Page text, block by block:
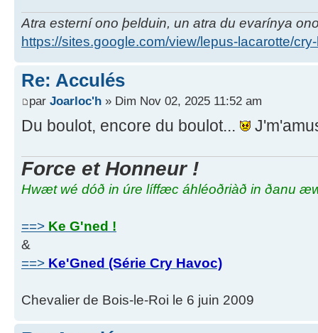
Atra esterní ono þelduin, un atra du evarínya
https://sites.google.com/view/lepus-lacarotte/
Re: Acculés
par Joarloc'h » Dim Nov 02, 2025 11:52 am
Du boulot, encore du boulot...
Force et Honneur !
Hwæt wé dóð in úre líffæc áhléoðriàð in ðanu
==> Ke G'ned !
&
==> Ke'Gned (Série Cry Havoc)
Chevalier de Bois-le-Roi le 6 juin 2009